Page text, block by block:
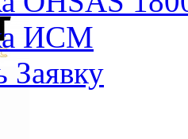
ИСМ